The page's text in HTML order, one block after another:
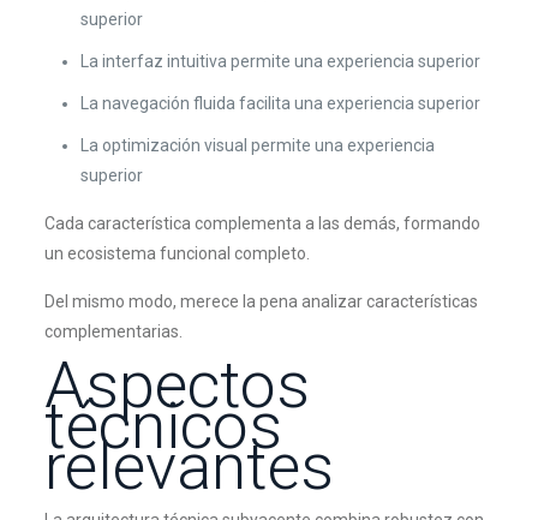
superior
La interfaz intuitiva permite una experiencia superior
La navegación fluida facilita una experiencia superior
La optimización visual permite una experiencia
superior
Cada característica complementa a las demás, formando
un ecosistema funcional completo.
Del mismo modo, merece la pena analizar características
complementarias.
Aspectos
técnicos
relevantes